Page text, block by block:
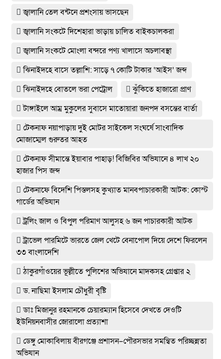
জ্বালানি তেল বন্টনে প্রশংসায় ভাসছেন
জ্বালানি সংকটে দিশেহারা ভাড়ায় চালিত বাইকচালকরা
জ্বালানি সংকটে মোংলা বন্দরে পণ্য খালাসে অচলাবস্থা
ঝিনাইদহে বাসে তল্লাশি: সাড়ে ৭ কোটি টাকার ‘আইস’ জব্দ
ঝিনাইদহে বোতলে ভরা পেট্রোল
ঝুঁকিতে হাজারো প্রাণ
টাঙ্গাইলে আম্র মুকুলের সুবাসে মাতোয়ারা জনপদ বসন্তের বার্তা
টেকনাফ নয়াপাড়ায় দুই মোটর সাইকেল সংঘর্ষে সাংবাদিক
মোজাম্মেল গুরুতর আহত
টেকনাফ সীমান্তে ইয়াবার পাহাড়! বিজিবির অভিযানে ৪ লাখ ২০
হাজার পিস জব্দ
টেকনাফে বিদেশি পিস্তলসহ কুখ্যাত মানবপাচারকারী আটক: কোস্ট
গার্ডের অভিযান
ট্রলিং জাল ও বিপুল পরিমাণ আলুসহ ৬ জন পাচারকারী আটক
ট্রাভেল পারমিটে ভারতে জেল খেটে বেনাপোল দিয়ে দেশে ফিরলেন
৩৩ বাংলাদেশি
ঠাকুরগাঁওয়ের ভূল্লীতে পুলিশের অভিযানে মাদকসহ গ্রেপ্তার ২
ড. নাছিমা ইসলাম চৌধুরী বৃষ্টি
ডাঃ মিজানুর রহমানকে চেয়ারম্যান হিসেবে দেখতে দেওটি
ইউনিয়নবাসীর জোরালো প্রত্যাশা
ডেঙ্গু মোকাবিলায় বীরগঞ্জে প্রশাসন–পৌরসভার সমন্বিত পরিচ্ছন্নতা
অভিযান